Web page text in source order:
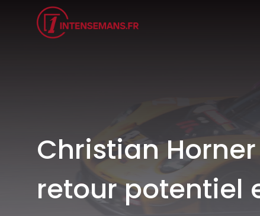
Christian
retour potentiel